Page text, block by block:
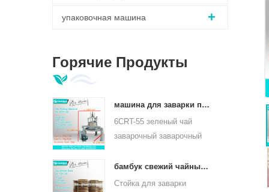
упаковочная машина
Горячие Продукты
машина для заварки православных листьев зеленого чая 6crt-55
6CRT-55 зеленый чай
заварочный заварочный
550мм, высота 400мм,
производительность 75 кг
бамбук свежий чайный лист увядает стойка tqj-20
Стойка для заварки